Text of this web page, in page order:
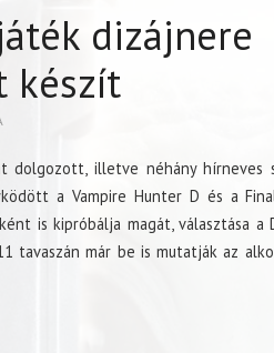
dizájnere
készít
dolgozott, illetve néhány hírneves
a Vampire Hunter D és a
is kipróbálja magát, választása a
tavaszán már be is mutatják az